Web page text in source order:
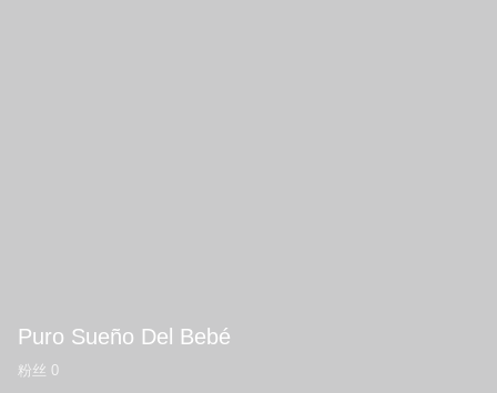
Puro Sueño Del Bebé
粉丝 0